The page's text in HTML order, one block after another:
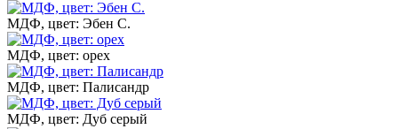
МДФ, цвет: Эбен С.
МДФ, цвет: орех
МДФ, цвет: Палисандр
МДФ, цвет: Дуб серый